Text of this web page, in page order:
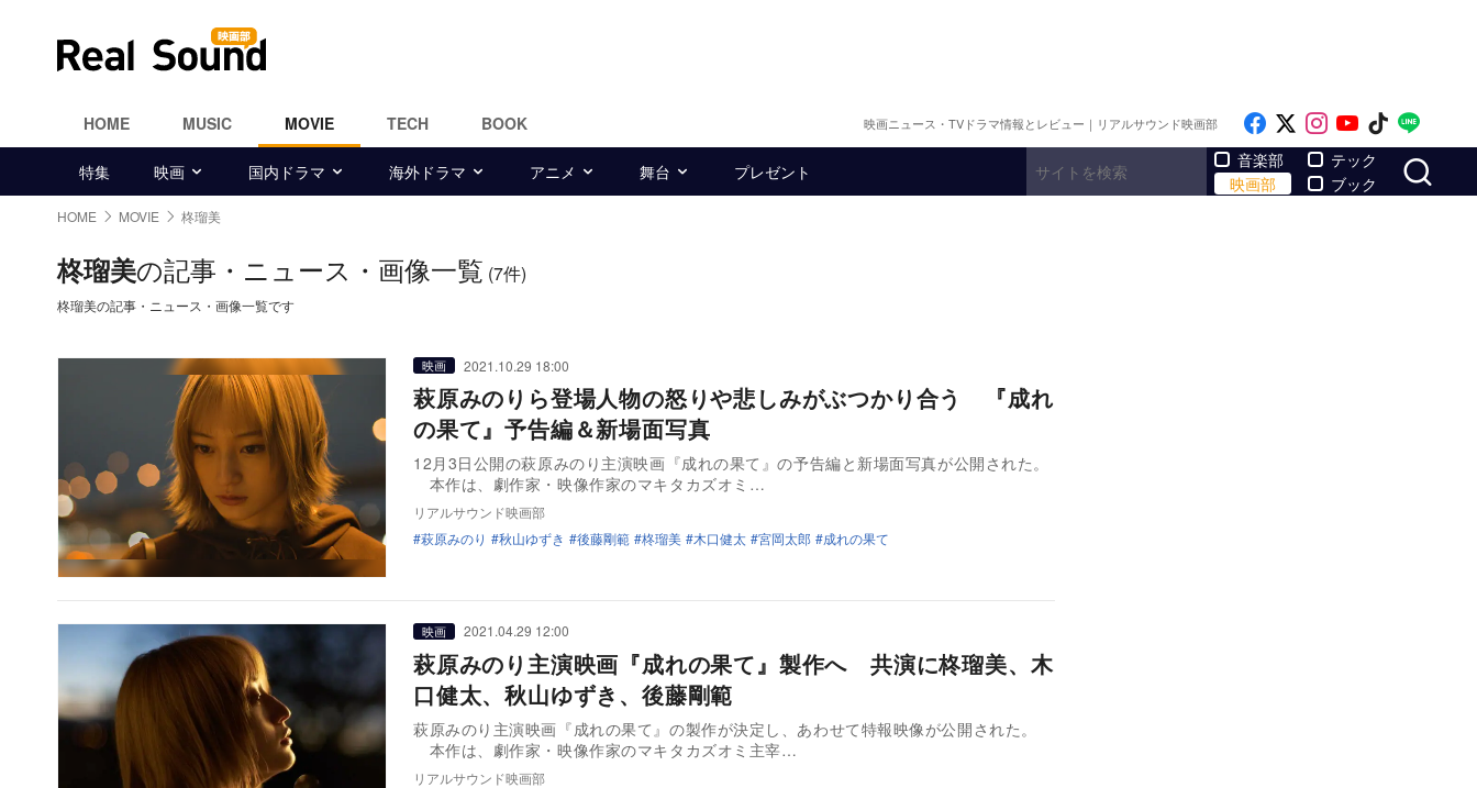
HOME MUSIC MOVIE TECH BOOK 映画ニュース・TVドラマ情報とレビュー｜リアルサウンド映画部 Like on Facebook
Follow on x
Follow on
Follow on
Follow
特集 映画 国内ドラマ 海外ドラマ アニメ 舞台 プレゼント
音楽部
映画部
テック
ブック
HOME MOVIE 柊瑠美
柊瑠美の記事・ニュース・画像一覧 (7件)
柊瑠美の記事・ニュース・画像一覧です
映画 2021.10.29 18:00
萩原みのりら登場人物の怒りや悲しみがぶつかり合う 『成れ
の果て』予告編＆新場面写真
12月3日公開の萩原みのり主演映画『成れの果て』の予告編と新場面写真が公開された。
本作は、劇作家・映像作家のマキタカズオミ…
リアルサウンド映画部
萩原みのり
秋山ゆずき 後藤剛範 柊瑠美 木口健太 宮岡太郎 成れの果て
映画 2021.04.29 12:00
萩原みのり主演映画『成れの果て』製作へ 共演に柊瑠美、木
口健太、秋山ゆずき、後藤剛範
萩原みのり主演映画『成れの果て』の製作が決定し、あわせて特報映像が公開された。
本作は、劇作家・映像作家のマキタカズオミ主宰…
リアルサウンド映画部